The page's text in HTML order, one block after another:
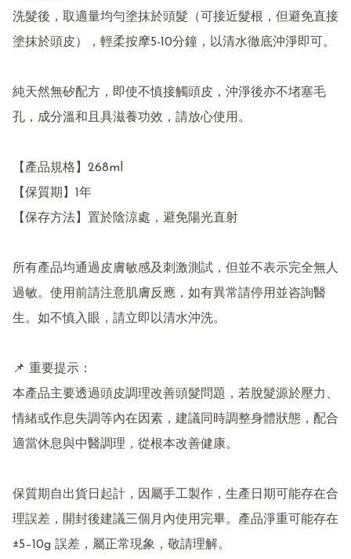
洗髮後，取適量均勻塗抹於頭髮（可接近髮根，但避免直接
塗抹於頭皮），輕柔按摩5-10分鐘，以清水徹底沖淨即可。
純天然無矽配方，即使不慎接觸頭皮，沖淨後亦不堵塞毛
孔，成分溫和且具滋養功效，請放心使用。
【產品規格】268ml
【保質期】1年
【保存方法】置於陰涼處，避免陽光直射
所有產品均通過皮膚敏感及刺激測試，但並不表示完全無人
過敏。使用前請注意肌膚反應，如有異常請停用並咨詢醫
生。如不慎入眼，請立即以清水沖洗。
📌 重要提示：
本產品主要透過頭皮調理改善頭髮問題，若脫髮源於壓力、
情緒或作息失調等內在因素，建議同時調整身體狀態，配合
適當休息與中醫調理，從根本改善健康。
保質期自出貨日起計，因屬手工製作，生產日期可能存在合
理誤差，開封後建議三個月內使用完畢。產品淨重可能存在
±5–10g 誤差，屬正常現象，敬請理解。